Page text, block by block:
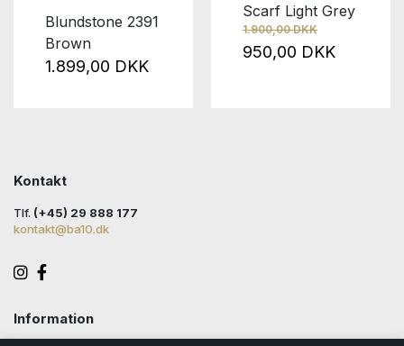
Blundstone 2391
Brown
1.899,00 DKK
Scarf Light Grey
1.900,00 DKK
950,00 DKK
Kontakt
Tlf. (+45) 29 888 177
kontakt@ba10.dk
Information